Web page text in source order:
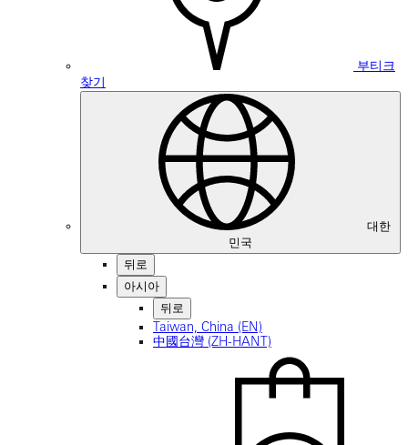
부티크
찾기
대한
민국
뒤로
아시아
뒤로
Taiwan, China (EN)
中國台灣 (ZH-HANT)